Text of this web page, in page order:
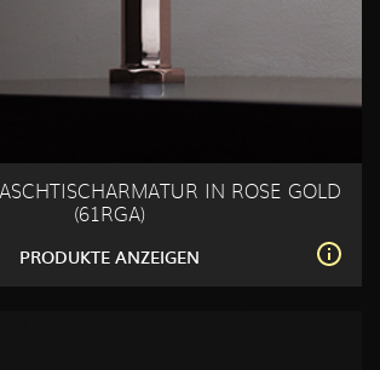
IN ROSE GOLD
(61RGA)
PRODUKTE ANZEIGEN